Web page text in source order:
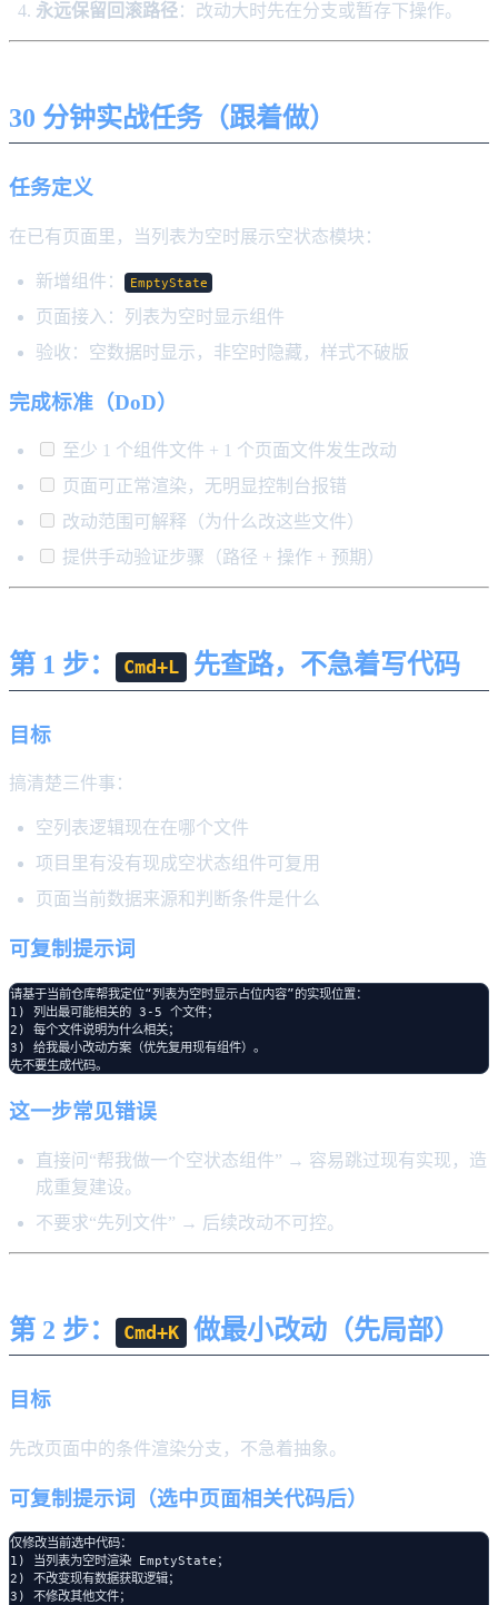
永远保留回滚路径：改动大时先在分支或暂存下操作。
30 分钟实战任务（跟着做）
任务定义
在已有页面里，当列表为空时展示空状态模块：
新增组件： EmptyState
页面接入：列表为空时显示组件
验收：空数据时显示，非空时隐藏，样式不破版
完成标准（DoD）
至少 1 个组件文件 + 1 个页面文件发生改动
页面可正常渲染，无明显控制台报错
改动范围可解释（为什么改这些文件）
提供手动验证步骤（路径 + 操作 + 预期）
第 1 步： Cmd+L 先查路，不急着写代码
目标
搞清楚三件事：
空列表逻辑现在在哪个文件
项目里有没有现成空状态组件可复用
页面当前数据来源和判断条件是什么
可复制提示词
请基于当前仓库帮我定位“列表为空时显示占位内容”的实现位置：
1) 列出最可能相关的 3-5 个文件；
2) 每个文件说明为什么相关；
3) 给我最小改动方案（优先复用现有组件）。
这一步常见错误
直接问“帮我做一个空状态组件” → 容易跳过现有实现，造
成重复建设。
不要求“先列文件” → 后续改动不可控。
第 2 步： Cmd+K 做最小改动（先局部）
目标
先改页面中的条件渲染分支，不急着抽象。
可复制提示词（选中页面相关代码后）
仅修改当前选中代码：
1) 当列表为空时渲染 EmptyState；
2) 不改变现有数据获取逻辑；
3) 不修改其他文件；